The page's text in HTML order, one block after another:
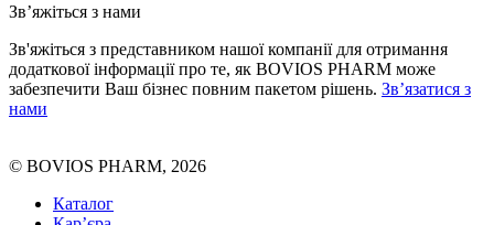
Зв’яжіться з нами
Зв'яжіться з представником нашої компанії для отримання
додаткової інформації про те, як BOVIOS PHARM може
забезпечити Ваш бізнес повним пакетом рішень. Зв’язатися з
нами
© BOVIOS PHARM, 2026
Каталог